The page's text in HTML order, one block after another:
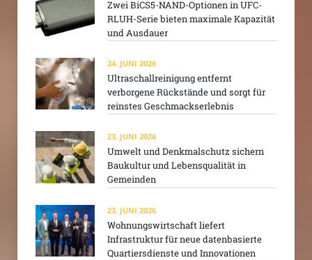
Zwei BiCS5-NAND-Optionen in UFC-
RLUH-Serie bieten maximale Kapazität
und Ausdauer
24. JUNI 2026
Ultraschallreinigung entfernt
verborgene Rückstände und sorgt für
reinstes Geschmackserlebnis
23. JUNI 2026
Umwelt und Denkmalschutz sichern
Baukultur und Lebensqualität in
Gemeinden
23. JUNI 2026
Wohnungswirtschaft liefert
Infrastruktur für neue datenbasierte
Quartiersdienste und Innovationen